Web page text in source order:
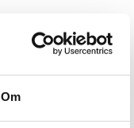
Om